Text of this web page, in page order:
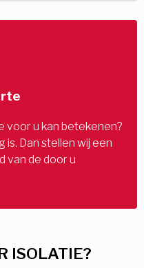
ISOLATIE?
voor u kan betekenen?
Dan stellen wij een
van de door u